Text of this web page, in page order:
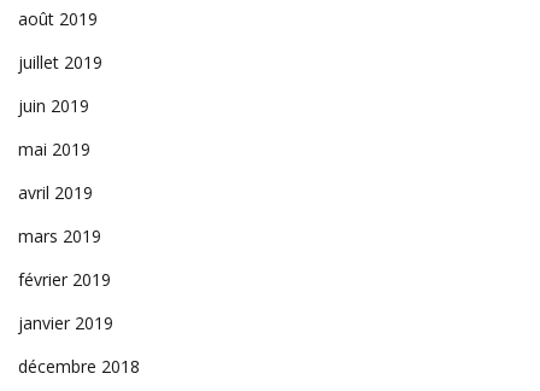
août 2019
juillet 2019
juin 2019
mai 2019
avril 2019
mars 2019
février 2019
janvier 2019
décembre 2018